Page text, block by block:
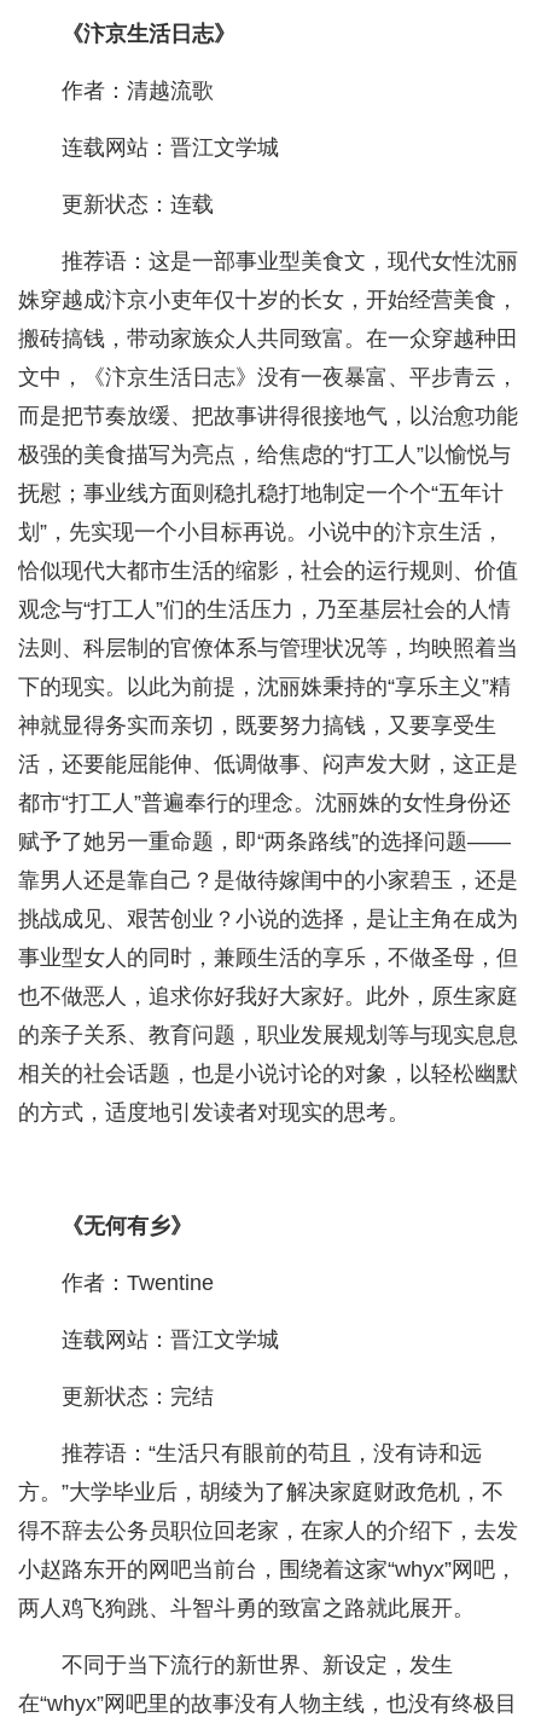
《汴京生活日志》
作者：清越流歌
连载网站：晋江文学城
更新状态：连载
推荐语：这是一部事业型美食文，现代女性沈丽
姝穿越成汴京小吏年仅十岁的长女，开始经营美食，
搬砖搞钱，带动家族众人共同致富。在一众穿越种田
文中，《汴京生活日志》没有一夜暴富、平步青云，
而是把节奏放缓、把故事讲得很接地气，以治愈功能
极强的美食描写为亮点，给焦虑的“打工人”以愉悦与
抚慰；事业线方面则稳扎稳打地制定一个个“五年计
划”，先实现一个小目标再说。小说中的汴京生活，
恰似现代大都市生活的缩影，社会的运行规则、价值
观念与“打工人”们的生活压力，乃至基层社会的人情
法则、科层制的官僚体系与管理状况等，均映照着当
下的现实。以此为前提，沈丽姝秉持的“享乐主义”精
神就显得务实而亲切，既要努力搞钱，又要享受生
活，还要能屈能伸、低调做事、闷声发大财，这正是
都市“打工人”普遍奉行的理念。沈丽姝的女性身份还
赋予了她另一重命题，即“两条路线”的选择问题——
靠男人还是靠自己？是做待嫁闺中的小家碧玉，还是
挑战成见、艰苦创业？小说的选择，是让主角在成为
事业型女人的同时，兼顾生活的享乐，不做圣母，但
也不做恶人，追求你好我好大家好。此外，原生家庭
的亲子关系、教育问题，职业发展规划等与现实息息
相关的社会话题，也是小说讨论的对象，以轻松幽默
的方式，适度地引发读者对现实的思考。
《无何有乡》
作者：Twentine
连载网站：晋江文学城
更新状态：完结
推荐语：“生活只有眼前的苟且，没有诗和远
方。”大学毕业后，胡绫为了解决家庭财政危机，不
得不辞去公务员职位回老家，在家人的介绍下，去发
小赵路东开的网吧当前台，围绕着这家“whyx”网吧，
两人鸡飞狗跳、斗智斗勇的致富之路就此展开。
不同于当下流行的新世界、新设定，发生
在“whyx”网吧里的故事没有人物主线，也没有终极目